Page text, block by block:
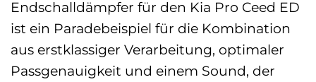
Endschalldämpfer für den Kia Pro Ceed ED
ist ein Paradebeispiel für die Kombination
aus erstklassiger Verarbeitung, optimaler
Passgenauigkeit und einem Sound, der